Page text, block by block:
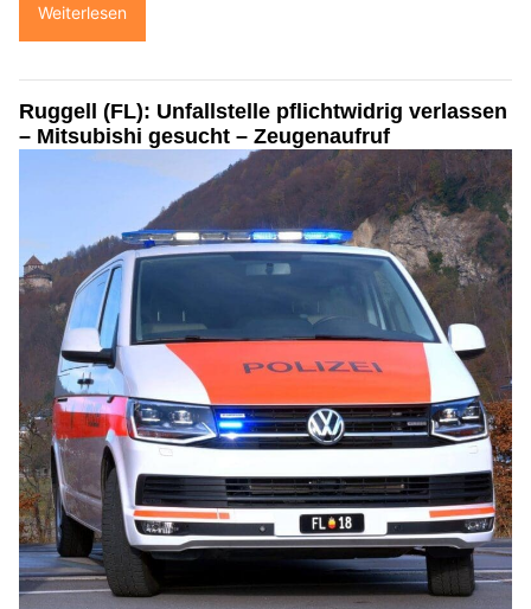
Weiterlesen
Ruggell (FL): Unfallstelle pflichtwidrig verlassen
– Mitsubishi gesucht – Zeugenaufruf